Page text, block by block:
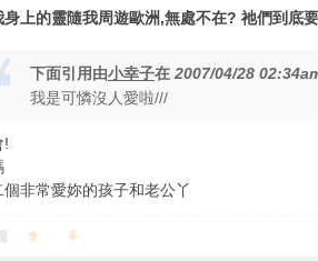
身上的靈隨我周遊歐洲,無處不在? 祂們到底
下面引用由小幸子在 2007/04/28
我是可憐沒人愛啦///
!
個非常愛妳的孩子和老公丫